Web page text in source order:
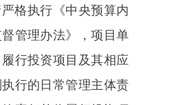
地方政府隐性债务
，坚决防止新增地
，有效防范政府债